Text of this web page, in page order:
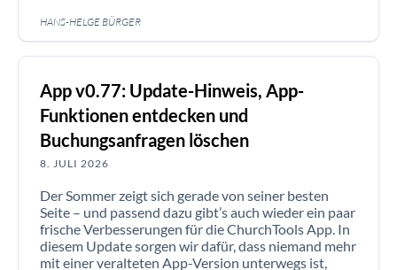
HANS-HELGE BÜRGER
App v0.77: Update-Hinweis, App-
Funktionen entdecken und
Buchungsanfragen löschen
8. JULI 2026
Der Sommer zeigt sich gerade von seiner besten
Seite – und passend dazu gibt’s auch wieder ein paar
frische Verbesserungen für die ChurchTools App. In
diesem Update sorgen wir dafür, dass niemand mehr
mit einer veralteten App-Version unterwegs ist,